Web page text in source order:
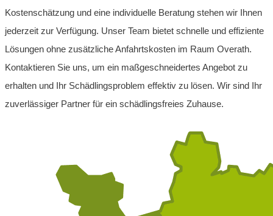
Kostenschätzung und eine individuelle Beratung stehen wir Ihnen
jederzeit zur Verfügung. Unser Team bietet schnelle und effiziente
Lösungen ohne zusätzliche Anfahrtskosten im Raum Overath.
Kontaktieren Sie uns, um ein maßgeschneidertes Angebot zu
erhalten und Ihr Schädlingsproblem effektiv zu lösen. Wir sind Ihr
zuverlässiger Partner für ein schädlingsfreies Zuhause.